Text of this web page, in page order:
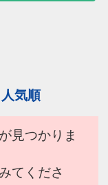
人気順
見つかりま
てくださ